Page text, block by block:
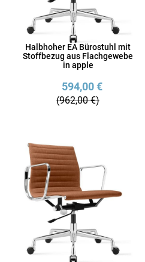
Halbhoher EA Bürostuhl mit
Stoffbezug aus Flachgewebe
in apple
594,00 €
(962,00 €)